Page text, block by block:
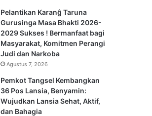
Pelantikan Karanĝ Taruna
Gurusinga Masa Bhakti 2026-
2029 Sukses ! Bermanfaat bagi
Masyarakat, Komitmen Perangi
Judi dan Narkoba
Agustus 7, 2026
Pemkot Tangsel Kembangkan
36 Pos Lansia, Benyamin:
Wujudkan Lansia Sehat, Aktif,
dan Bahagia